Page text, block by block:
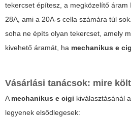
tekercset építesz, a megközelítő áram
28A, ami a 20A-s cella számára túl
soha ne építs olyan tekercset, amely
kivehető áramát, ha mechanikus e
Vásárlási tanácsok: mire
A mechanikus e cigi kiválasztásánál
legyenek elsődlegesek: